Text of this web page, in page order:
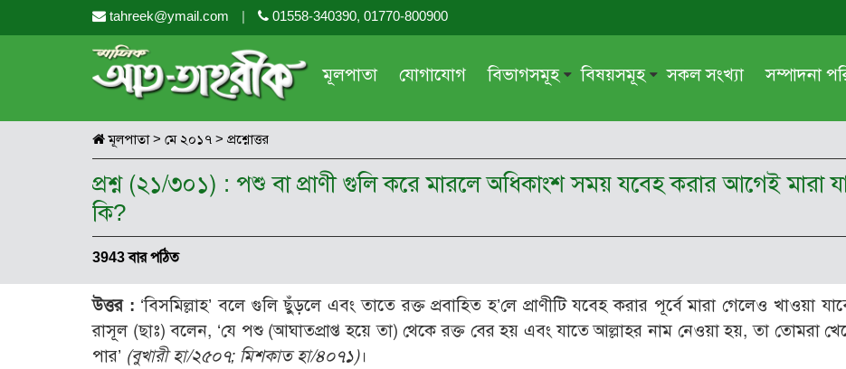
tahreek@ymail.com | 01558-340390, 01770-800900
মূলপাতা যোগাযোগ বিভাগসমূহ
দরসে কুরআন
সাময়িক প্রসঙ্গ
সময়ের ভাবনা
বিষয়সমূহ
শিক্ষা ও সংস্কৃতি
পরকাল
নীতি-নৈতিকতা
সকল সংখ্যা সম্পাদনা
মূলপাতা> মে ২০১৭ > প্রশ্নোত্তর
প্রশ্ন (২১/৩০১) : পশু বা প্রাণী গুলি করে মারলে অধিকাংশ সময় যবেহ করার আগেই মারা
কি?
3943 বার পঠিত
উত্তর : ‘বিসমিল্লাহ’ বলে গুলি ছুঁড়লে এবং তাতে রক্ত প্রবাহিত হ’লে প্রাণীটি যবেহ করার পূর্বে মারা গেলেও খাওয়া
রাসূল (ছাঃ) বলেন, ‘যে পশু (আঘাতপ্রাপ্ত হয়ে তা) থেকে রক্ত বের হয় এবং যাতে আল্লাহর নাম নেওয়া হয়, তা তোমরা
পার’ (বুখারী হা/২৫০৭; মিশকাত হা/৪০৭১)।